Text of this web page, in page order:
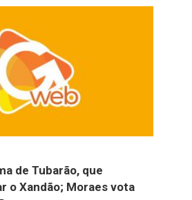
de Tubarão, que
o Xandão; Moraes vota